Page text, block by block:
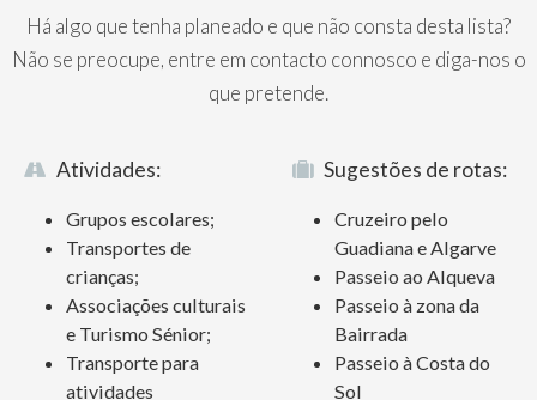
Há algo que tenha planeado e que não consta desta lista?
Não se preocupe, entre em contacto connosco e diga-nos o
que pretende.
Atividades:
Grupos escolares;
Transportes de
crianças;
Associações culturais
e Turismo Sénior;
Transporte para
atividades
Sugestões de rotas:
Cruzeiro pelo
Guadiana e Algarve
Passeio ao Alqueva
Passeio à zona da
Bairrada
Passeio à Costa do
Sol